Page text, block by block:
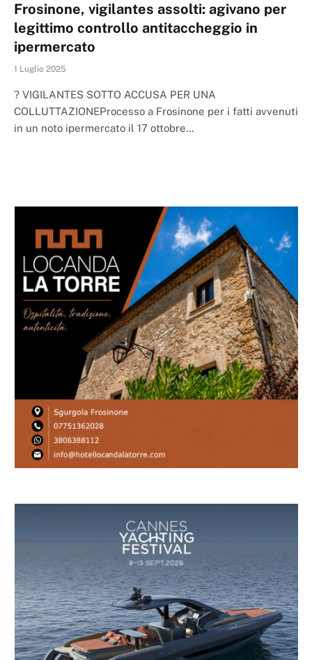
Frosinone, vigilantes assolti: agivano per
legittimo controllo antitaccheggio in
ipermercato
1 Luglio 2025
? VIGILANTES SOTTO ACCUSA PER UNA
COLLUTTAZIONEProcesso a Frosinone per i fatti avvenuti
in un noto ipermercato il 17 ottobre…